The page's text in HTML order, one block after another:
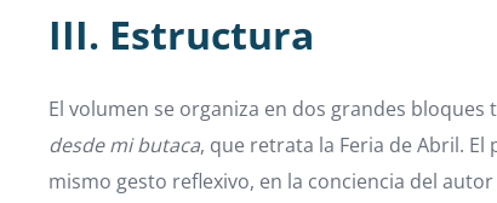
III. Estructura
El volumen se organiza en dos grandes bloques
desde mi butaca, que retrata la Feria de Abril.
mismo gesto reflexivo, en la conciencia del